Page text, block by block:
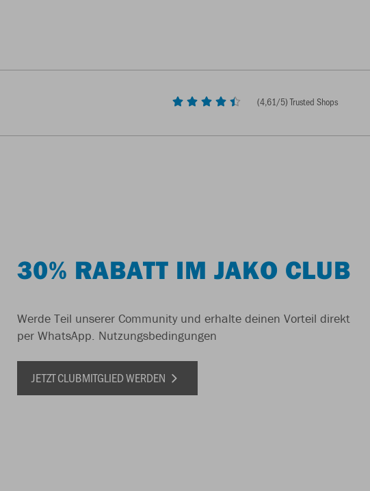
(4,61/5) Trusted Shops
30% RABATT IM JAKO CLUB
Werde Teil unserer Community und erhalte deinen Vorteil direkt
per WhatsApp. Nutzungsbedingungen
JETZT CLUBMITGLIED WERDEN